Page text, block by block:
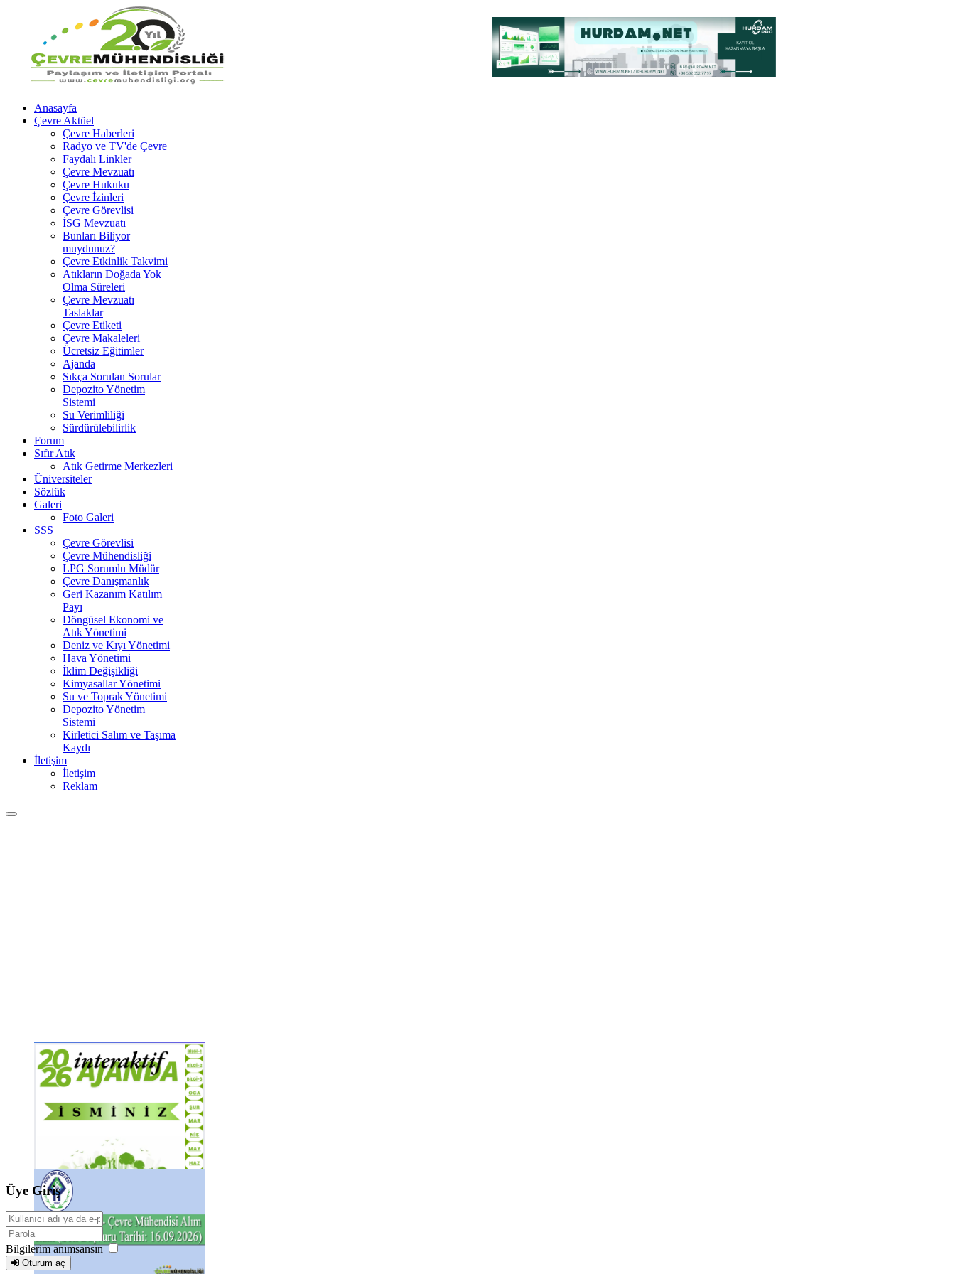
Anasayfa
Çevre Aktüel
Çevre Haberleri
Radyo ve TV'de Çevre
Faydalı Linkler
Çevre Mevzuatı
Çevre Hukuku
Çevre İzinleri
Çevre Görevlisi
İSG Mevzuatı
Bunları Biliyor
muydunuz?
Çevre Etkinlik Takvimi
Atıkların Doğada Yok
Olma Süreleri
Çevre Mevzuatı
Taslaklar
Çevre Etiketi
Çevre Makaleleri
Ücretsiz Eğitimler
Ajanda
Sıkça Sorulan Sorular
Depozito Yönetim
Sistemi
Su Verimliliği
Sürdürülebilirlik
Forum
Sıfır Atık
Atık Getirme Merkezleri
Üniversiteler
Sözlük
Galeri
Foto Galeri
SSS
Çevre Görevlisi
Çevre Mühendisliği
LPG Sorumlu Müdür
Çevre Danışmanlık
Geri Kazanım Katılım
Payı
Döngüsel Ekonomi ve
Atık Yönetimi
Deniz ve Kıyı Yönetimi
Hava Yönetimi
İklim Değişikliği
Kimyasallar Yönetimi
Su ve Toprak Yönetimi
Depozito Yönetim
Sistemi
Kirletici Salım ve Taşıma
Kaydı
İletişim
İletişim
Reklam
Üye Giriş
Bilgilerim anımsansın
Oturum aç